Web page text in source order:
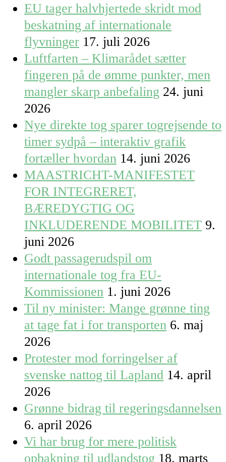
EU tager halvhjertede skridt mod
beskatning af internationale
flyvninger 17. juli 2026
Luftfarten – Klimarådet sætter
fingeren på de ømme punkter, men
mangler skarp anbefaling 24. juni
2026
Nye direkte tog sparer togrejsende to
timer sydpå – interaktiv grafik
fortæller hvordan 14. juni 2026
MAASTRICHT-MANIFESTET
FOR INTEGRERET,
BÆREDYGTIG OG
INKLUDERENDE MOBILITET 9.
juni 2026
Godt passagerudspil om
internationale tog fra EU-
Kommissionen 1. juni 2026
Til ny minister: Mange grønne ting
at tage fat i for transporten 6. maj
2026
Protester mod forringelser af
svenske nattog til Lapland 14. april
2026
Grønne bidrag til regeringsdannelsen
6. april 2026
Vi har brug for mere politisk
opbakning til udlandstog 18. marts